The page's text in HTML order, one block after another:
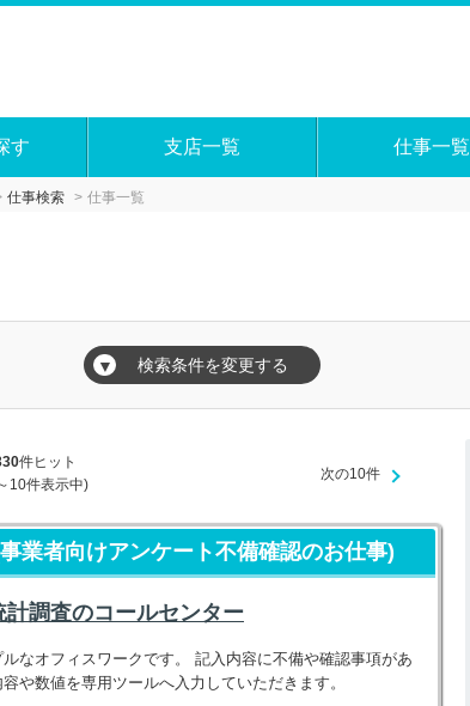
す 支店一覧 仕事一覧
仕事検索 仕事一覧
▼ 検索条件を変更する
件ヒット
10件表示中)
次の10件
業者向けアンケート不備確認のお仕事)
調査のコールセンター
なオフィスワークです。 記入内容に不備や確認事項があ
や数値を専用ツールへ入力していただきます。